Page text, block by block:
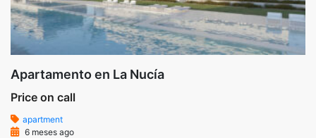
Apartamento en La Nucía
Price on call
apartment
6 meses ago